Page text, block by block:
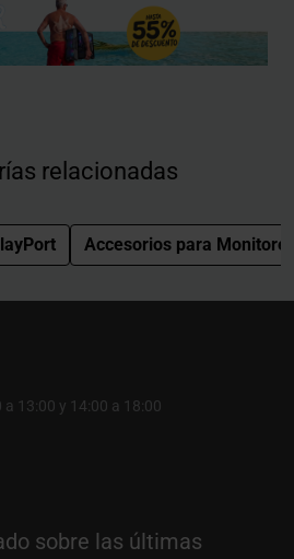
relacionadas
Accesorios para
a 13:00 y 14:00 a 18:00
sobre las últimas